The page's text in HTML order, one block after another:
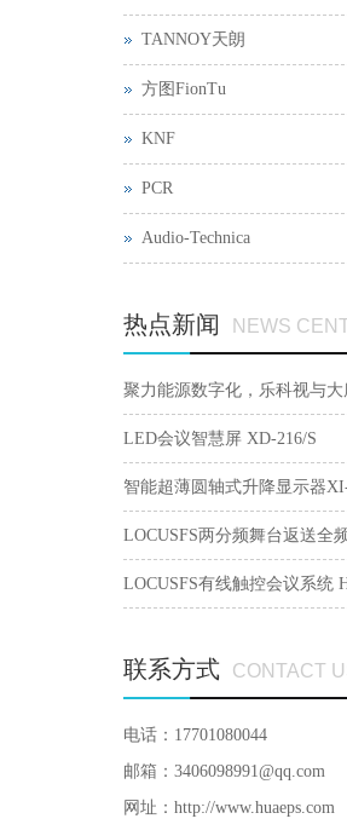
TANNOY天朗
方图FionTu
KNF
PCR
Audio-Technica
热点新闻 NEWS
聚力能源数字化，乐科视与
建智慧会议生态
LED会议智慧屏 XD-216/S
智能超薄圆轴式升降显示器
LOCUSFS两分频舞台返送全
15M
LOCUSFS有线触控会议系统
联系方式 CONTACT
电话：17701080044
邮箱：3406098991@qq.com
网址： http://www.huaeps.com